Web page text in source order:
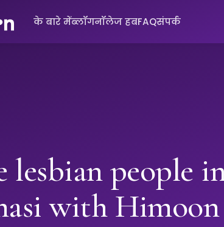
के बारे मेंब्लॉगनॉलेज हबFAQसंपर्क
lesbian people
with Himoon